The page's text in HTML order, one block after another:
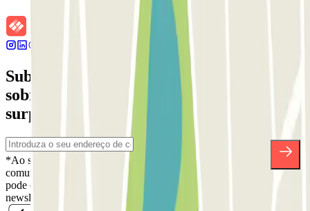
Subscreva a nossa newsletter e saiba mais
sobre descontos, sorteios e muitas outras
surpresas.
*Ao subscrever, aceita a nossa Política de Privacidade para receber
comunicações comerciais da Parclick. Sem qualquer obrigação,
pode cancelar a sua subscrição sempre que quiser na mesma
newsletter.